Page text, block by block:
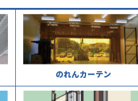
のれんカーテン